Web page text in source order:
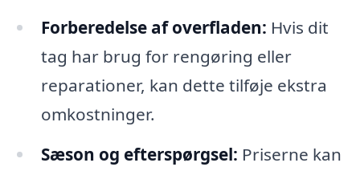
Forberedelse af overfladen: Hvis dit
tag har brug for rengøring eller
reparationer, kan dette tilføje ekstra
omkostninger.
Sæson og efterspørgsel: Priserne kan